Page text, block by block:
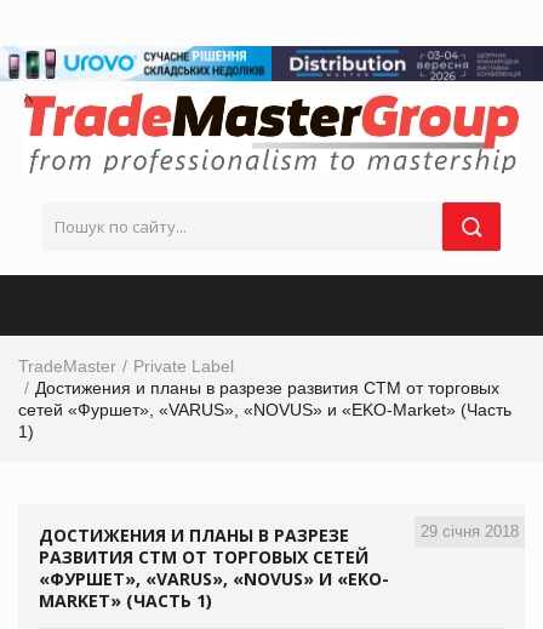
TradeMaster
Private Label
Достижения и планы в разрезе развития СТМ от торговых
сетей «Фуршет», «VARUS», «NOVUS» и «EKO-Market» (Часть
1)
29 січня 2018
ДОСТИЖЕНИЯ И ПЛАНЫ В РАЗРЕЗЕ
РАЗВИТИЯ СТМ ОТ ТОРГОВЫХ СЕТЕЙ
«ФУРШЕТ», «VARUS», «NOVUS» И «EKO-
MARKET» (ЧАСТЬ 1)